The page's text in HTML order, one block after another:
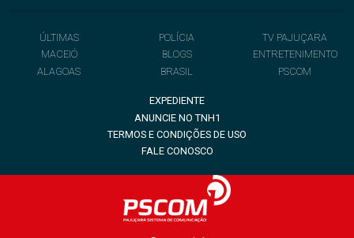
ÚLTIMAS
MACEIÓ
ALAGOAS
POLÍCIA
BLOGS
BRASIL
TV PAJUÇARA
ENTRETENIMENTO
PSCOM
EXPEDIENTE
ANUNCIE NO TNH1
TERMOS E CONDIÇÕES DE USO
FALE CONOSCO